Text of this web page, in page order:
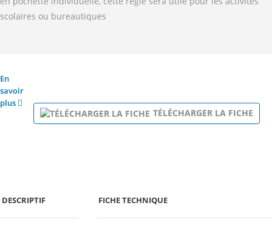
scolaires ou bureautiques
TÉLÉCHARGER LA FICHE
En
savoir
plus
DESCRIPTIF FICHE TECHNIQUE